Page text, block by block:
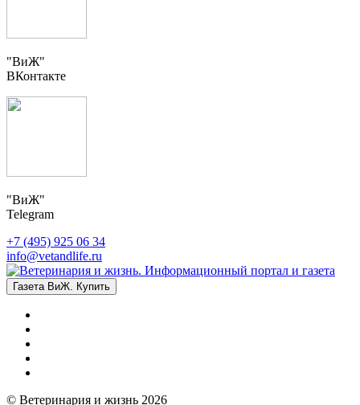
"ВиЖ"
ВКонтакте
"ВиЖ"
Telegram
+7 (495) 925 06 34
info@vetandlife.ru
Газета ВиЖ. Купить
© Ветеринария и жизнь 2026